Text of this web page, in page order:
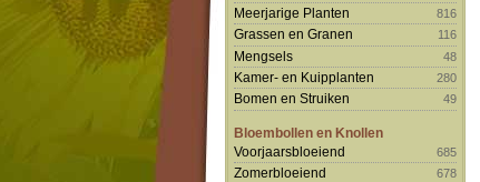
Meerjarige Planten 816
Grassen en Granen 116
Mengsels 48
Kamer- en Kuipplanten 280
Bomen en Struiken 49
Bloembollen en Knollen
Voorjaarsbloeiend
685
Zomerbloeiend 678